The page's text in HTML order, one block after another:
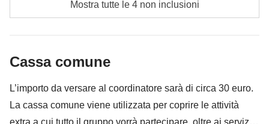
infilare nello zaino
Tutto ciò che non è menzionato nella sezione "Cosa
Mostra tutte le 4 non inclusioni
Cassa comune
L’importo da versare al coordinatore sarà di circa 30 euro.
La cassa comune viene utilizzata per coprire le attività
extra a cui tutto il gruppo vorrà partecipare, oltre ai servizi